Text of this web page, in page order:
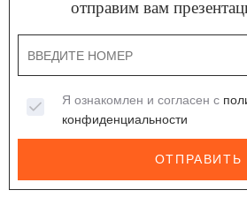
отправим вам
Я ознакомлен и согласен с
конфиденциальности
ОТПРАВИТЬ